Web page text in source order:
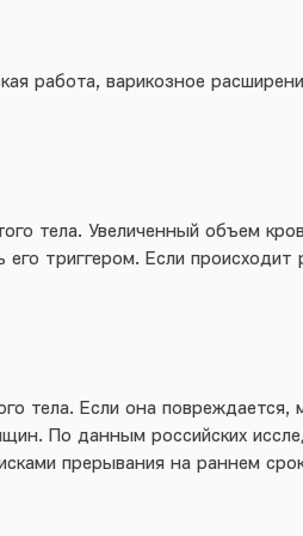
работа, варикозное
тела. Увеличенный объем
триггером. Если происходит
тела. Если она повреждается,
По данным российских
прерывания на раннем